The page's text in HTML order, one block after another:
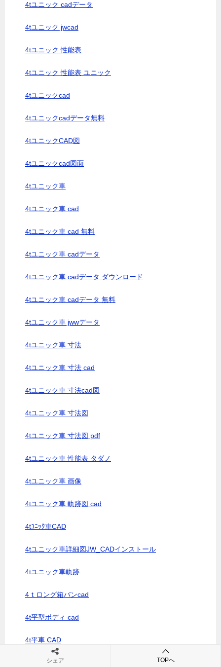
4tユニック cadデータ
4tユニック jwcad
4tユニック 性能表
4tユニック 性能表 ユニック
4tユニックcad
4tユニックcadデータ無料
4tユニックCAD図
4tユニックcad図面
4tユニック車
4tユニック車 cad
4tユニック車 cad 無料
4tユニック車 cadデータ
4tユニック車 cadデータ ダウンロード
4tユニック車 cadデータ 無料
4tユニック車 jwwデータ
4tユニック車 寸法
4tユニック車 寸法 cad
4tユニック車 寸法cad図
4tユニック車 寸法図
4tユニック車 寸法図 pdf
4tユニック車 性能表 タダノ
4tユニック車 画像
4tユニック車 軌跡図 cad
4tﾕﾆｯｸ車CAD
4tユニック車詳細図JW_CADインストール
4tユニック車軌跡
4ｔロング箱バンcad
4t平型ボディ cad
4t平車 CAD
4t建駐車cad
シェア TOPへ